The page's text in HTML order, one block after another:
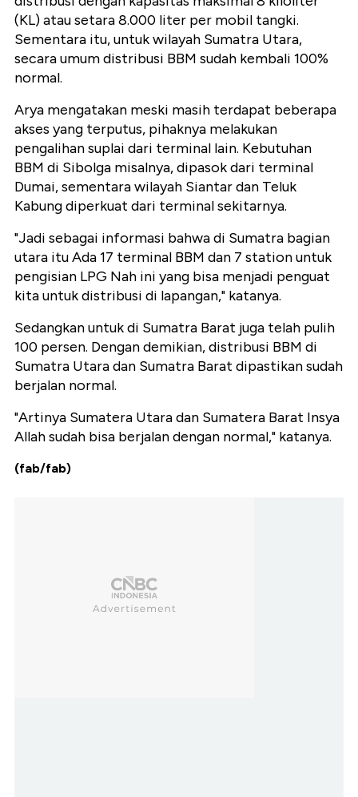
(KL) atau setara 8.000 liter per mobil tangki.
Sementara itu, untuk wilayah Sumatra Utara,
secara umum distribusi BBM sudah kembali 100%
normal.
Arya mengatakan meski masih terdapat beberapa
akses yang terputus, pihaknya melakukan
pengalihan suplai dari terminal lain. Kebutuhan
BBM di Sibolga misalnya, dipasok dari terminal
Dumai, sementara wilayah Siantar dan Teluk
Kabung diperkuat dari terminal sekitarnya.
"Jadi sebagai informasi bahwa di Sumatra bagian
utara itu Ada 17 terminal BBM dan 7 station untuk
pengisian LPG Nah ini yang bisa menjadi penguat
kita untuk distribusi di lapangan," katanya.
Sedangkan untuk di Sumatra Barat juga telah pulih
100 persen. Dengan demikian, distribusi BBM di
Sumatra Utara dan Sumatra Barat dipastikan sudah
berjalan normal.
"Artinya Sumatera Utara dan Sumatera Barat Insya
Allah sudah bisa berjalan dengan normal," katanya.
(fab/fab)